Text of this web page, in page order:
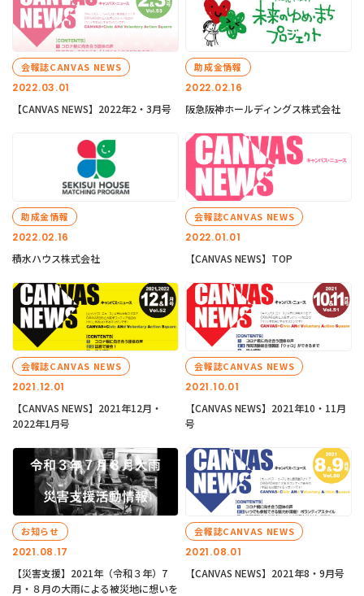
2022.03.01
会報誌CANVAS NEWS
【CANVAS NEWS】2022年2・3月号
2022.02.16
助成金情報
阪急阪神ホールディングス株式会社
2022.02.16
助成金情報
積水ハウス株式会社
2022.01.01
会報誌CANVAS NEWS
【CANVAS NEWS】TOP
2021.12.01
会報誌CANVAS NEWS
【CANVAS NEWS】2021年12月・
2022年1月号
2021.10.01
会報誌CANVAS NEWS
【CANVAS NEWS】2021年10・11月
号
2021.08.17
お知らせ
【災害支援】2021年（令和３年）7
月・８月の大雨による被災地に想いを
2021.08.01
会報誌CANVAS NEWS
【CANVAS NEWS】2021年8・9月号